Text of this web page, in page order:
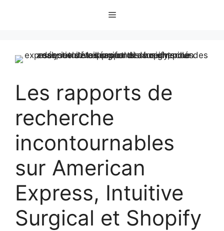
Menu
Les rapports de
recherche
incontournables
sur American
Express, Intuitive
Surgical et Shopify